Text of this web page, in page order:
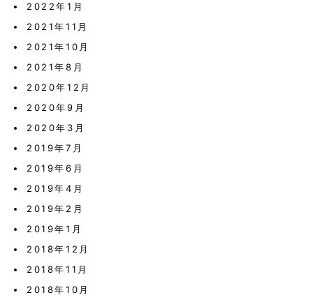
2022年1月
2021年11月
2021年10月
2021年8月
2020年12月
2020年9月
2020年3月
2019年7月
2019年6月
2019年4月
2019年2月
2019年1月
2018年12月
2018年11月
2018年10月